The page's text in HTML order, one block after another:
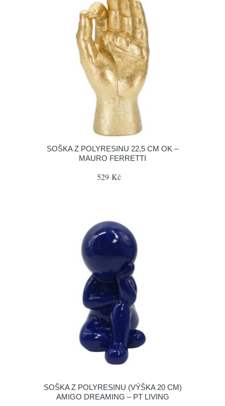
SOŠKA Z POLYRESINU 22,5 CM OK –
MAURO FERRETTI
529 Kč
SOŠKA Z POLYRESINU (VÝŠKA 20 CM)
AMIGO DREAMING – PT LIVING